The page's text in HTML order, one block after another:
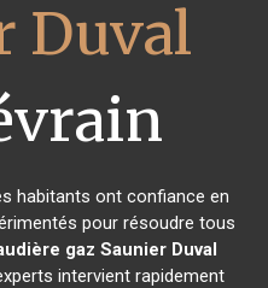
Duval
habitants ont confiance en
pour résoudre tous
gaz Saunier Duval
intervient rapidement